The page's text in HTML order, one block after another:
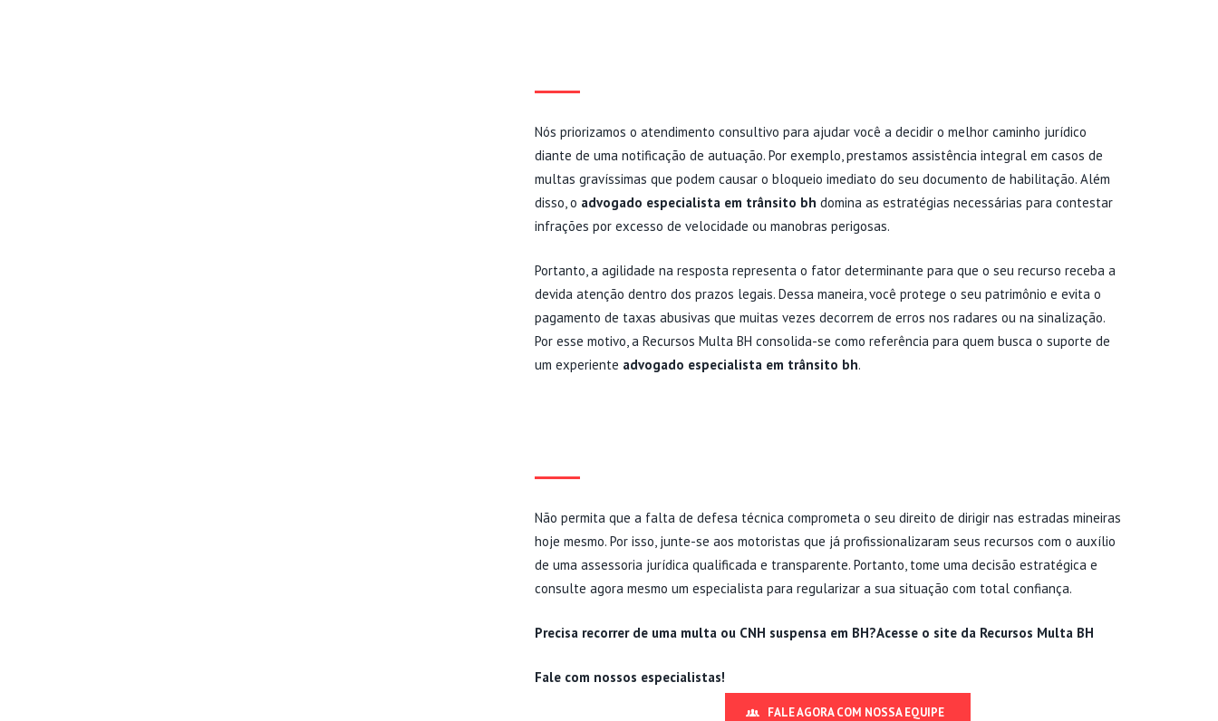
Nós priorizamos o atendimento consultivo para ajudar você a decidir o melhor caminho jurídico
diante de uma notificação de autuação. Por exemplo, prestamos assistência integral em casos de
multas gravíssimas que podem causar o bloqueio imediato do seu documento de habilitação. Além
disso, o advogado especialista em trânsito bh domina as estratégias necessárias para contestar
infrações por excesso de velocidade ou manobras perigosas.
Portanto, a agilidade na resposta representa o fator determinante para que o seu recurso receba a
devida atenção dentro dos prazos legais. Dessa maneira, você protege o seu patrimônio e evita o
pagamento de taxas abusivas que muitas vezes decorrem de erros nos radares ou na sinalização.
Por esse motivo, a Recursos Multa BH consolida-se como referência para quem busca o suporte de
um experiente advogado especialista em trânsito bh.
Não permita que a falta de defesa técnica comprometa o seu direito de dirigir nas estradas mineiras
hoje mesmo. Por isso, junte-se aos motoristas que já profissionalizaram seus recursos com o auxílio
de uma assessoria jurídica qualificada e transparente. Portanto, tome uma decisão estratégica e
consulte agora mesmo um especialista para regularizar a sua situação com total confiança.
Precisa recorrer de uma multa ou CNH suspensa em BH?Acesse o site da Recursos Multa BH
Fale com nossos especialistas!
FALE AGORA COM NOSSA EQUIPE